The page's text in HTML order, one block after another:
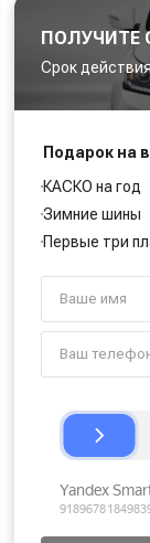
ПОЛУЧИТЕ
Срок
Подарок на
КАСКО на год
Зимние шины
Первые три